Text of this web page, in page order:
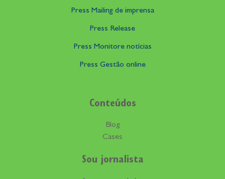
Press Mailing de imprensa
Press Release
Press Monitore notícias
Press Gestão online
Conteúdos
Blog
Cases
Sou jornalista